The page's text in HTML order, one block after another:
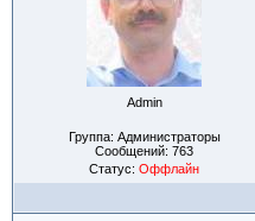
Admin
Группа: Администраторы
Сообщений: 763
Статус: Оффлайн